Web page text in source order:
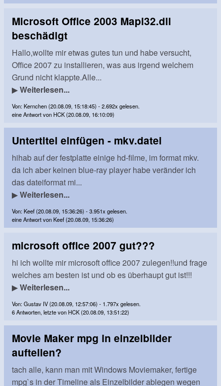
Microsoft Office 2003 Mapi32.dll
beschädigt
Hallo,wollte mir etwas gutes tun und habe versucht,
Office 2007 zu installieren, was aus irgend welchem
Grund nicht klappte.Alle...
▶Weiterlesen...
Von: Kernchen (20.08.09, 15:18:45) - 2.692x gelesen.
eine Antwort von HCK (20.08.09, 16:10:09)
Untertitel einfügen - mkv.datei
hihab auf der festplatte einige hd-filme, im format mkv.
da ich aber keinen blue-ray player habe veränder ich
das dateiformat mi...
▶Weiterlesen...
Von: Keef (20.08.09, 15:36:26) - 3.951x gelesen.
eine Antwort von Keef (20.08.09, 15:36:26)
microsoft office 2007 gut???
hi ich wollte mir microsoft office 2007 zulegen!!und frage
welches am besten ist und ob es überhaupt gut ist!!!
▶Weiterlesen...
Von: Gustav IV (20.08.09, 12:57:06) - 1.797x gelesen.
6 Antworten, letzte von HCK (20.08.09, 13:51:22)
Movie Maker mpg in einzelbilder
aufteilen?
tach alle, kann man mit Windows Moviemaker, fertige
mpg`s in der Timeline als Einzelbilder ablegen wegen